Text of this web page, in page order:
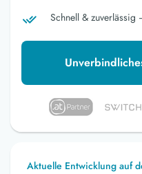
Schnell &
Aktuelle Entwicklung auf